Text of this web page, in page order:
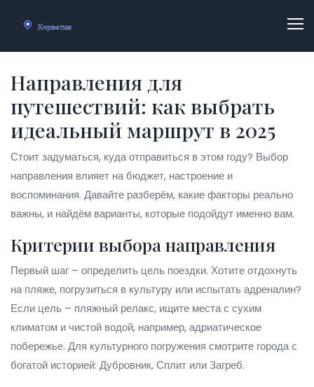
Направления для
путешествий: как выбрать
идеальный маршрут в 2025
Стоит задуматься, куда отправиться в этом году? Выбор
направления влияет на бюджет, настроение и
воспоминания. Давайте разберём, какие факторы реально
важны, и найдём варианты, которые подойдут именно вам.
Критерии выбора направления
Первый шаг – определить цель поездки. Хотите отдохнуть
на пляже, погрузиться в культуру или испытать адреналин?
Если цель – пляжный релакс, ищите места с сухим
климатом и чистой водой, например, адриатическое
побережье. Для культурного погружения смотрите города с
богатой историей: Дубровник, Сплит или Загреб.